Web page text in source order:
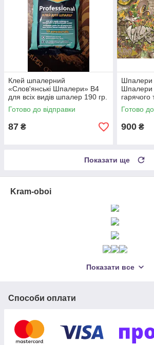
Клей шпалерний
«Слов'янські Шпалери» В4
для всіх видів шпалер 190 гр.
Готово до відправки
87 ₴
Шпалери
Шпалери
гарячого
Екстрим
Готово
900 ₴
Показати ще
Kram-oboi
Якісні шпалери купити в Україні в
легко, адже ми пропонуємо своїм
Корюківської фабрики технічних паперів,
Показати все
Способи оплати